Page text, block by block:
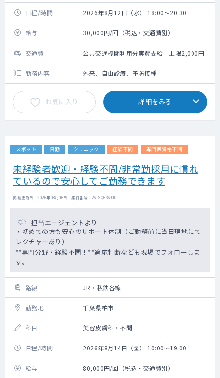
日程/時間 2026年8月12日（水） 18:00～20:30
給与 30,000円/回（税込・交通費別）
交通費 公共交通機関利用分実費支給 上限2,000円
勤務内容 外来、自由診療、予防接種
お気に入り 詳細をみる
スポット 日勤 クリニック 経験不問 専門医資格不問
未経験者歓迎・経験不問/非常勤採用に慣れ
ているので安心してご勤務できます
掲載更新日 : 2026年08月06日 案件番号 : 26-SQ636900
担当エージェントより
・初めての方も安心のサポート体制（ご勤務前に当日現地にて
レクチャーあり）
**専門分野・経験不問！**適応判断なども現場でフォローしま
す。
路線 JR・私鉄各線
勤務地 千葉県柏市
科目 美容皮膚科・不問
日程/時間 2026年8月14日（金） 10:00～19:00
給与 80,000円/回（税込・交通費別）